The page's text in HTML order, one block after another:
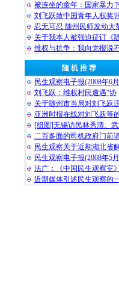
被连坐的童年：国家暴力
刘飞跃致中国青年人权奖
忍无可忍 随州民师发动大
关于我本人被强迫征订《
维权与抗争：我向党报说
随 机 推 荐
民生观察电子报(2008年6
刘飞跃：维权村民遭遇“协
关于随州市当局对刘飞跃
亚洲时报在线对刘飞跃等
[组图]无锡访民林秀清、
二百多面的司机政府门前
民生观察关于近期湖北省
民生观察电子报(2008年5
法广：《中国民生观察室》
近期媒体引述民生观察的